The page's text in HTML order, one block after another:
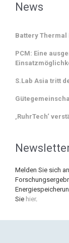
News
Battery Thermal
PCM: Eine
S.Lab Asia tritt
‚RuhrTech‘
Melden Sie sich
Sie hier.